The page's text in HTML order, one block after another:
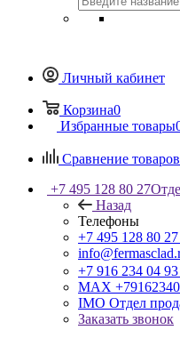
Личный кабинет
Корзина0
Избранные товары
Сравнение товаров
+7 495 128 80 27
Назад
Телефоны
+7 495 128 80 27
+7 916 234 04 93
MAX
IMO Отдел
Заказать звонок